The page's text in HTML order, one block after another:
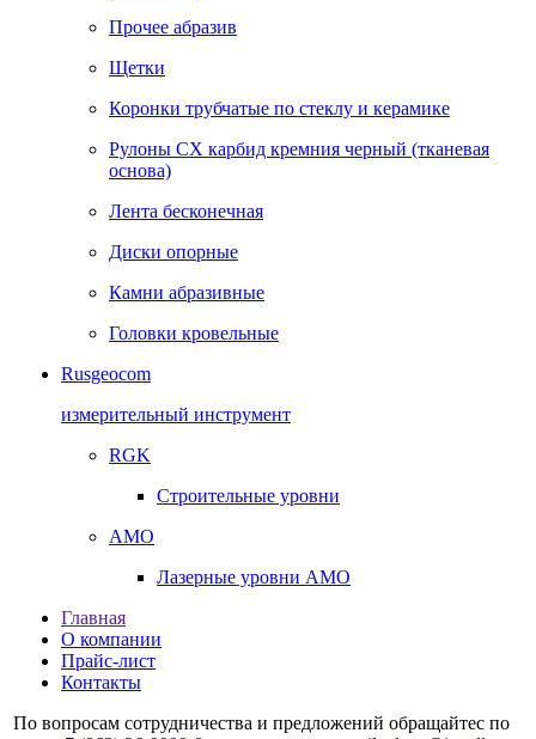
Прочее абразив
Щетки
Коронки трубчатые по стеклу и керамике
Рулоны CX карбид кремния черный (тканевая
основа)
Лента бесконечная
Диски опорные
Камни абразивные
Головки кровельные
Rusgeocom
измерительный инструмент
RGK
Строительные уровни
AMO
Лазерные уровни AMO
Главная
О компании
Прайс-лист
Контакты
По вопросам сотрудничества и предложений обращайтес по